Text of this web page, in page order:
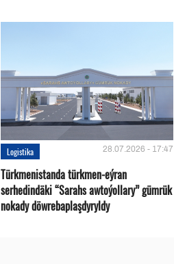
Logistika 28.07.2026 - 17:47
Türkmenistanda türkmen-eýran
serhedindäki “Sarahs awtoýollary” gümrük
nokady döwrebaplaşdyryldy